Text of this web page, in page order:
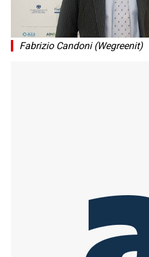
Fabrizio Candoni (Wegreenit)